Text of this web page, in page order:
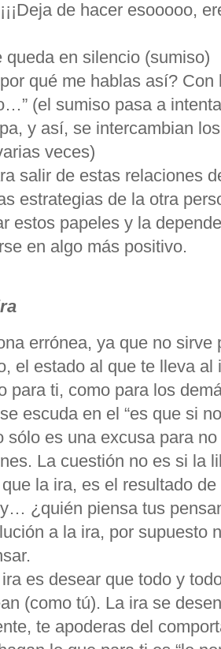
de hacer esooooo,
queda en silencio (sumiso)
qué me hablas así?
(el sumiso pasa a
y así, se intercambian
veces)
salir de estas relaciones
estrategias de la otra
estos papeles y la
en algo más positivo.
errónea, ya que no
el estado al que te lleva al
para ti, como para los
escuda en el “es que si
sólo es una excusa para
La cuestión no es si la
la ira, es el resultado
¿quién piensa tus
a la ira, por supuesto
es desear que todo y
(como tú). La ira se
te apoderas del